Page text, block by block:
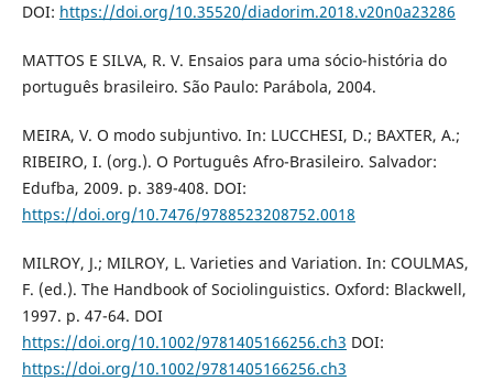
DOI: https://doi.org/10.35520/diadorim.2018.v20n0a23286
MATTOS E SILVA, R. V. Ensaios para uma sócio-história do
português brasileiro. São Paulo: Parábola, 2004.
MEIRA, V. O modo subjuntivo. In: LUCCHESI, D.; BAXTER, A.;
RIBEIRO, I. (org.). O Português Afro-Brasileiro. Salvador:
Edufba, 2009. p. 389-408. DOI:
https://doi.org/10.7476/9788523208752.0018
MILROY, J.; MILROY, L. Varieties and Variation. In: COULMAS,
F. (ed.). The Handbook of Sociolinguistics. Oxford: Blackwell,
1997. p. 47-64. DOI
https://doi.org/10.1002/9781405166256.ch3 DOI:
https://doi.org/10.1002/9781405166256.ch3